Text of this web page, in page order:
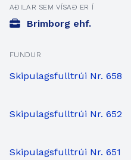
AÐILAR SEM VÍSAÐ ER Í
Brimborg ehf.
FUNDUR
Skipulagsfulltrúi Nr. 658
Skipulagsfulltrúi Nr. 652
Skipulagsfulltrúi Nr. 651